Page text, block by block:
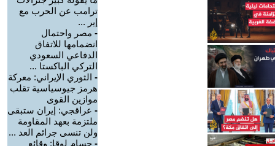
ترامب عن الحرب مع
إير ...
- مصر واحتمال
انضمامها للاتفاق
الدفاعي السعودي
التركي الباكستا ...
- الثوري الإيراني: معركة
هرمز جيوسياسية تقلب
موازين القوى
- عراقجي: إيران ستبقى
ملتزمة بعهد المقاومة
ولن تنسى جرائم العد ...
- حسام لوقا: وقائع